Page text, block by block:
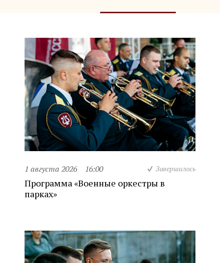
1 августа 2026 16:00 Завершилось
Программа «Военные оркестры в
парках»